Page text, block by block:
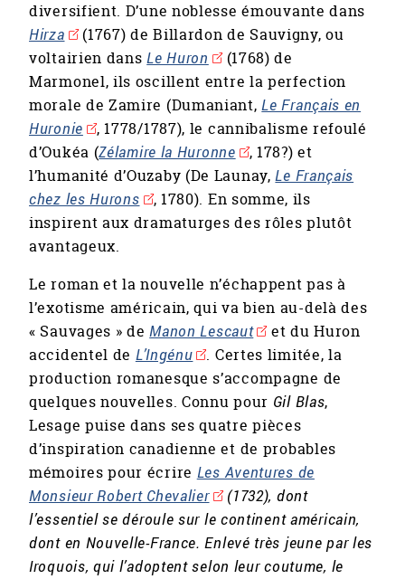
diversifient. D’une noblesse émouvante dans
Hirza
(1767) de Billardon de Sauvigny, ou
voltairien dansLe Huron
(1768) de
Marmonel, ils oscillent entre la perfection
morale de Zamire (Dumaniant,Le Français en
Huronie
, 1778/1787), le cannibalisme refoulé
d’Oukéa (Zélamire la Huronne
, 178?) et
l’humanité d’Ouzaby (De Launay,Le Français
chez les Hurons
, 1780). En somme, ils
inspirent aux dramaturges des rôles plutôt
avantageux.
Le roman et la nouvelle n’échappent pas à
l’exotisme américain, qui va bien au-delà des
« Sauvages » deManon Lescaut
et du Huron
accidentel de L’Ingénu
. Certes limitée, la
production romanesque s’accompagne de
quelques nouvelles. Connu pour Gil Blas,
Lesage puise dans ses quatre pièces
d’inspiration canadienne et de probables
mémoires pour écrire Les Aventures de
Monsieur Robert Chevalier
(1732), dont
l’essentiel se déroule sur le continent américain,
dont en Nouvelle-France. Enlevé très jeune par les
Iroquois, qui l’adoptent selon leur coutume, le